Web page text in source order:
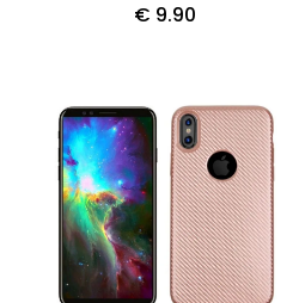
€ 9.90